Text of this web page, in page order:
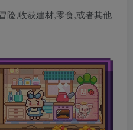
险,收获建材,零食,或者其他